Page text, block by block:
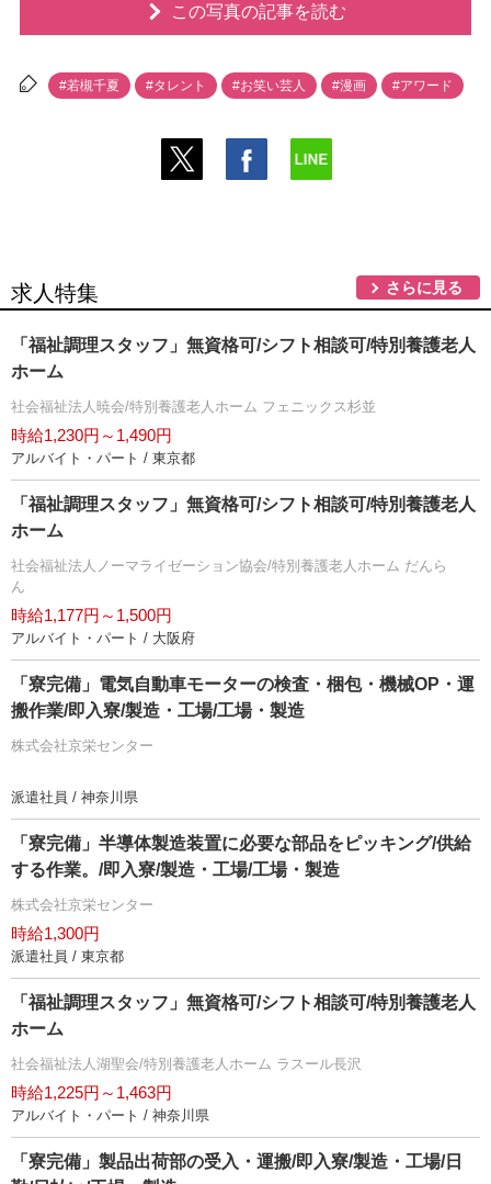
この写真の記事を読む
#若槻千夏 #タレント #お笑い芸人 #漫画 #アワード
求人特集 さらに見る
「福祉調理スタッフ」無資格可/シフト相談可/特別養護老人
ホーム
社会福祉法人暁会/特別養護老人ホーム フェニックス杉並
時給1,230円～1,490円
アルバイト・パート / 東京都
「福祉調理スタッフ」無資格可/シフト相談可/特別養護老人
ホーム
社会福祉法人ノーマライゼーション協会/特別養護老人ホーム だんら
ん
時給1,177円～1,500円
アルバイト・パート / 大阪府
「寮完備」電気自動車モーターの検査・梱包・機械OP・運
搬作業/即入寮/製造・工場/工場・製造
株式会社京栄センター
派遣社員 / 神奈川県
「寮完備」半導体製造装置に必要な部品をピッキング/供給
する作業。/即入寮/製造・工場/工場・製造
株式会社京栄センター
時給1,300円
派遣社員 / 東京都
「福祉調理スタッフ」無資格可/シフト相談可/特別養護老人
ホーム
社会福祉法人湖聖会/特別養護老人ホーム ラスール長沢
時給1,225円～1,463円
アルバイト・パート / 神奈川県
「寮完備」製品出荷部の受入・運搬/即入寮/製造・工場/日